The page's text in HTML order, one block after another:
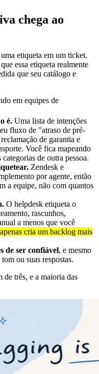
chega ao
etiqueta em um ticket.
essa etiqueta realmente
que seu catálogo e
em equipes de
é. Uma lista de intenções
fluxo de "atraso de pré-
de garantia e
Você fica mapeando
de outra pessoa.
Zendesk e
por agente, então
a equipe, não com quantos
O helpdesk etiqueta o
rascunhos,
a menos que você
cria um backlog mais
de ser confiável, e mesmo
ou suas respostas.
de três, e a maioria das